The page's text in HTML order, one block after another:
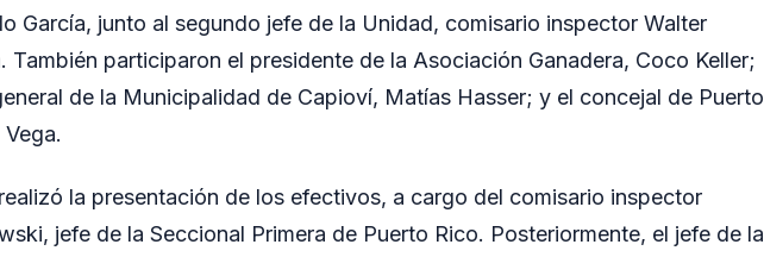
García, junto al segundo jefe de la Unidad, comisario inspector Walter
También participaron el presidente de la Asociación Ganadera, Coco Keller;
de la Municipalidad de Capioví, Matías Hasser; y el concejal de Puerto
la presentación de los efectivos, a cargo del comisario inspector
jefe de la Seccional Primera de Puerto Rico. Posteriormente, el jefe de la